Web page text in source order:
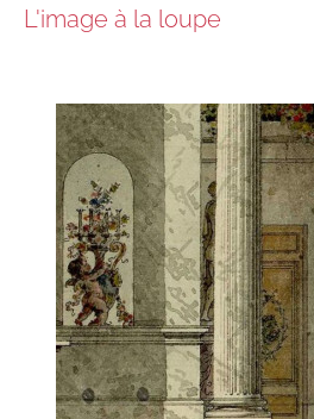
L'image à la loupe